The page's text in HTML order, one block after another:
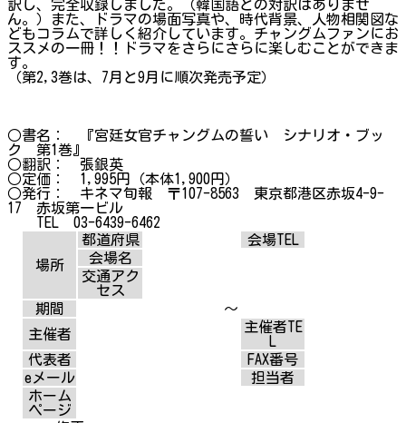
訳し、完全収録しました。（韓国語との対訳はありませ
ん。）また、ドラマの場面写真や、時代背景、人物相関図な
どもコラムで詳しく紹介しています。チャングムファンにお
ススメの一冊！！ドラマをさらにさらに楽しむことができま
す。
（第2,3巻は、7月と9月に順次発売予定）
○書名： 『宮廷女官チャングムの誓い シナリオ・ブッ
ク 第1巻』
○翻訳： 張銀英
○定価： 1,995円（本体1,900円）
○発行： キネマ旬報 〒107-8563 東京都港区赤坂4-9-
17 赤坂第一ビル
TEL 03-6439-6462
場所
都道府県
会場TEL
会場名
交通アク
セス
期間
～
主催者
主催者TE
代表者
FAX番号
eメール
担当者
ホーム
ページ